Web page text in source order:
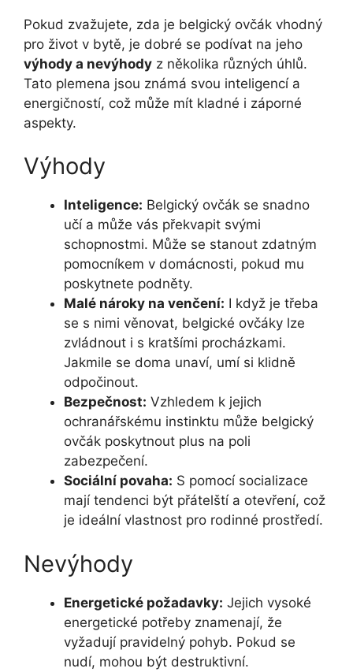
Pokud zvažujete, zda je belgický ovčák vhodný
pro život v bytě, je dobré se podívat na jeho
výhody a nevýhody z několika různých úhlů.
Tato plemena jsou známá svou inteligencí a
energičností, což může mít kladné i záporné
aspekty.
Výhody
Inteligence: Belgický ovčák se snadno
učí a může vás překvapit svými
schopnostmi. Může se stanout zdatným
pomocníkem v domácnosti, pokud mu
poskytnete podněty.
Malé nároky na venčení: I když je třeba
se s nimi věnovat, belgické ovčáky lze
zvládnout i s kratšími procházkami.
Jakmile se doma unaví, umí si klidně
odpočinout.
Bezpečnost: Vzhledem k jejich
ochranářskému instinktu může belgický
ovčák poskytnout plus na poli
zabezpečení.
Sociální povaha: S pomocí socializace
mají tendenci být přátelští a otevření, což
je ideální vlastnost pro rodinné prostředí.
Nevýhody
Energetické požadavky: Jejich vysoké
energetické potřeby znamenají, že
vyžadují pravidelný pohyb. Pokud se
nudí, mohou být destruktivní.